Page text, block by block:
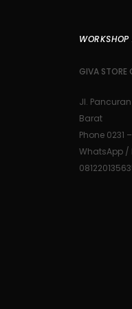
GIVA STORE
Jl.
Barat
Phone 0231
WhatsApp /